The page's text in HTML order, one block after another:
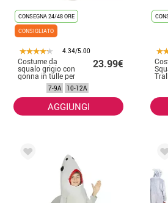
CONSEGNA 24/48 ORE
CONSIGLIATO
4.34/5.00
Costume da
squalo grigio con
gonna in tulle per
bambina
23.99€
7-9A 10-12A
AGGIUNGI